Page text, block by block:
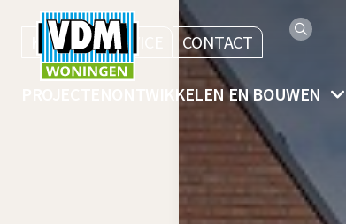
KLANTENSERVICE CONTACT
ONTWIKKELEN EN BOUWEN